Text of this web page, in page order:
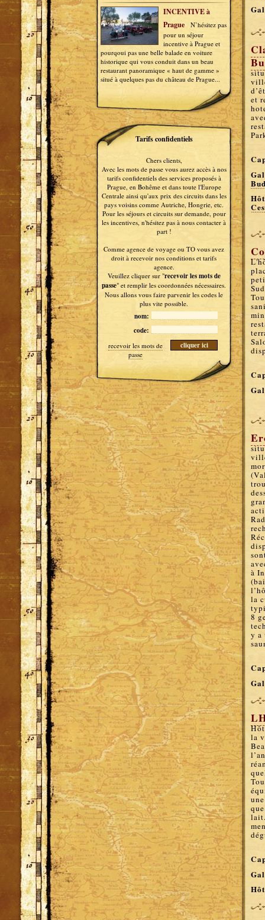
et
à
la
8
y a
la
INCENTIVE à
Prague
N’hésitez pas
pour un séjour
incentive à Prague et
pourqoui pas une belle balade en voiture
historique qui vous conduit dans un beau
restaurant panoramique « haut de gamme »
situé à quelques pas du château de Prague...
Tarifs confidentiels
Chers clients,
Avec les mots de passe vous aurez accès à nos
tarifs confidentiels des services proposés à
Prague, en Bohême et dans toute l'Europe
Centrale ainsi qu'aux prix des circuits dans les
pays voisins comme Autriche, Hongrie, etc.
Pour les séjours et circuits sur demande, pour
les incentives, n'hésitez pas à nous contacter à
part !
Comme agence de voyage ou TO vous avez
droit à recevoir nos conditions et tarifs
agence.
Veuillez cliquer sur "recevoir les mots de
passe" et remplir les coordonnées nécessaires.
Nous allons vous faire parvenir les codes le
plus vite possible.
nom:
code:
recevoir les mots de
passe